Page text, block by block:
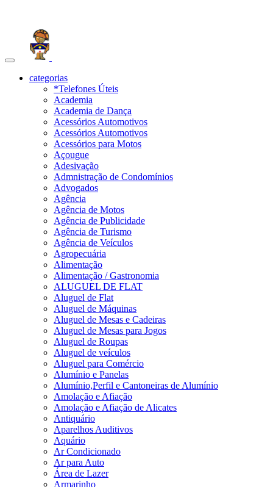
Toggle
navigationcategorias
*Telefones Úteis
Academia
Academia de Dança
Acessórios Automotivos
Acessórios Automotivos
Acessórios para Motos
Açougue
Adesivação
Admnistração de Condomínios
Advogados
Agência
Agência de Motos
Agência de Publicidade
Agência de Turismo
Agência de Veículos
Agropecuária
Alimentação
Alimentação / Gastronomia
ALUGUEL DE FLAT
Aluguel de Flat
Aluguel de Máquinas
Aluguel de Mesas e Cadeiras
Aluguel de Mesas para Jogos
Aluguel de Roupas
Aluguel de veículos
Aluguel para Comércio
Alumínio e Panelas
Alumínio,Perfil e Cantoneiras de Alumínio
Amolação e Afiação
Amolação e Afiação de Alicates
Antiquário
Aparelhos Auditivos
Aquário
Ar Condicionado
Ar para Auto
Área de Lazer
Armarinho